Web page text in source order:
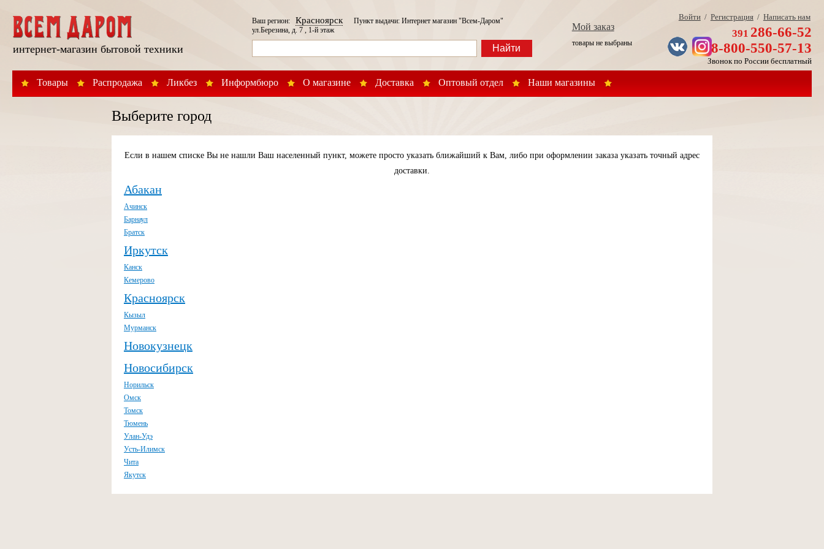
интернет-магазин бытовой техники
Товары Распродажа Ликбез Информбюро О магазине Доставка Оптовый отдел Наши магазины
Ваш регион:КрасноярскПункт выдачи: Интернет магазин "Всем-Даром"
ул.Березина, д. 7 , 1-й этаж
Найти
Мой заказ
товары не выбраны
Войти/ Регистрация/ Написать нам
391 286-66-52
8-800-550-57-13
Звонок по России бесплатный
Выберите город
Если в нашем списке Вы не нашли Ваш населенный пункт, можете просто указать ближайший к Вам, либо при оформлении заказа указать точный адрес
доставки.
Абакан
Ачинск
Барнаул
Братск
Иркутск
Канск
Кемерово
Красноярск
Кызыл
Мурманск
Новокузнецк
Новосибирск
Норильск
Омск
Томск
Тюмень
Улан-Удэ
Усть-Илимск
Чита
Якутск